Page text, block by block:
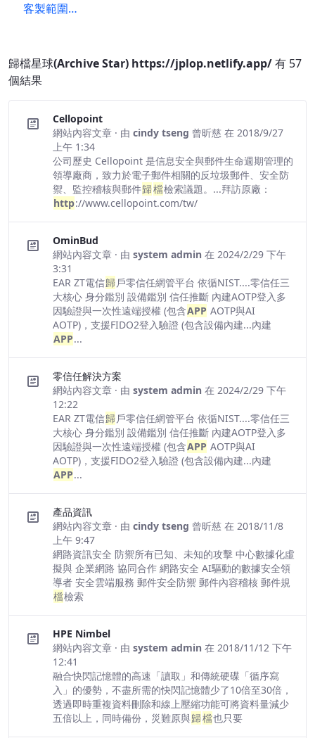
客製範圍…
歸檔星球(Archive Star) https://jplop.netlify.app/有 57
個結果
Cellopoint
網站內容文章 · 由 cindy tseng 曾昕慈 在 2018/9/27
上午 1:34
公司歷史 Cellopoint 是信息安全與郵件生命週期管理的
領導廠商，致力於電子郵件相關的反垃圾郵件、安全防
禦、監控稽核與郵件歸檔檢索議題。...拜訪原廠：
http://www.cellopoint.com/tw/
OminBud
網站內容文章 · 由 system admin 在 2024/2/29 下午
3:31
EAR ZT電信歸戶零信任網管平台 依循NIST....零信任三
大核心 身分鑑別 設備鑑別 信任推斷 內建AOTP登入多
因驗證與一次性遠端授權 (包含APP AOTP與AI
AOTP)，支援FIDO2登入驗證 (包含設備內建...內建
APP...
零信任解決方案
網站內容文章 · 由 system admin 在 2024/2/29 下午
12:22
EAR ZT電信歸戶零信任網管平台 依循NIST....零信任三
大核心 身分鑑別 設備鑑別 信任推斷 內建AOTP登入多
因驗證與一次性遠端授權 (包含APP AOTP與AI
AOTP)，支援FIDO2登入驗證 (包含設備內建...內建
APP...
產品資訊
網站內容文章 · 由 cindy tseng 曾昕慈 在 2018/11/8
上午 9:47
網路資訊安全 防禦所有已知、未知的攻擊 中心數據化虛
擬與 企業網路 協同合作 網路安全 AI驅動的數據安全領
導者 安全雲端服務 郵件安全防禦 郵件內容稽核 郵件規
檔檢索
HPE Nimbel
網站內容文章 · 由 system admin 在 2018/11/12 下午
12:41
融合快閃記憶體的高速「讀取」和傳統硬碟「循序寫
入」的優勢，不盡所需的快閃記憶體少了10倍至30倍，
透過即時重複資料刪除和線上壓縮功能可將資料量減少
五倍以上，同時備份，災難原與歸檔也只要